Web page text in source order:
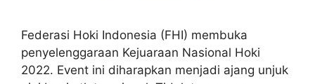
Federasi Hoki Indonesia (FHI) membuka
penyelenggaraan Kejuaraan Nasional Hoki
2022. Event ini diharapkan menjadi ajang unjuk